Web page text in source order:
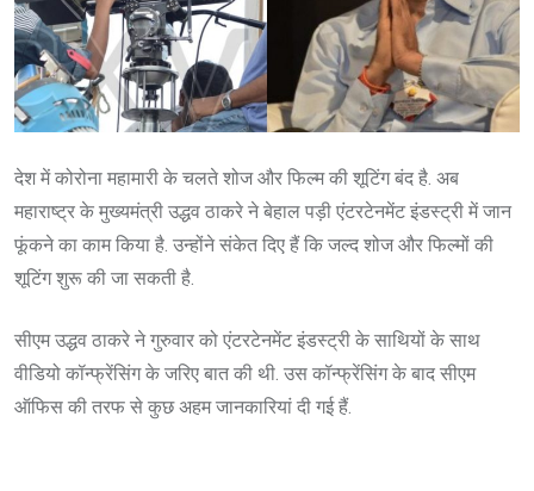
देश में कोरोना महामारी के चलते शोज और फिल्म की शूटिंग बंद है. अब
महाराष्ट्र के मुख्यमंत्री उद्धव ठाकरे ने बेहाल पड़ी एंटरटेनमेंट इंडस्ट्री में जान
फूंकने का काम किया है. उन्होंने संकेत दिए हैं कि जल्द शोज और फिल्मों की
शूटिंग शुरू की जा सकती है.
सीएम उद्धव ठाकरे ने गुरुवार को एंटरटेनमेंट इंडस्ट्री के साथियों के साथ
वीडियो कॉन्फ्रेंसिंग के जरिए बात की थी. उस कॉन्फ्रेंसिंग के बाद सीएम
ऑफिस की तरफ से कुछ अहम जानकारियां दी गई हैं.